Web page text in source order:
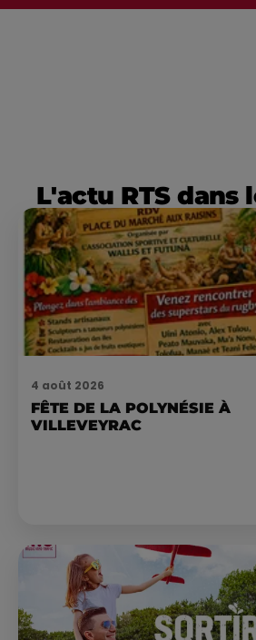
L'actu RTS dans
4 août 2026
FÊTE DE LA POLYNÉSIE À
VILLEVEYRAC